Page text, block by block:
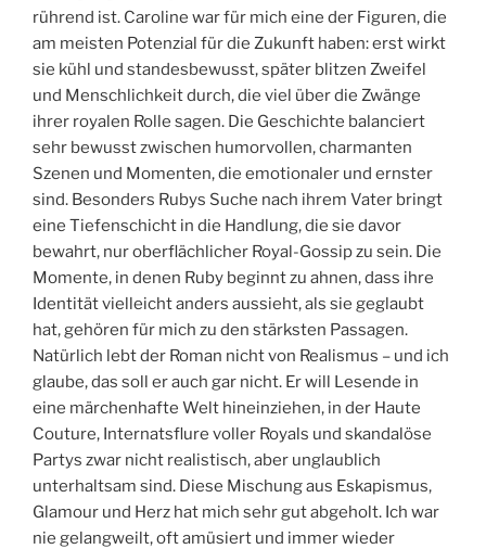
rührend ist. Caroline war für mich eine der Figuren, die
am meisten Potenzial für die Zukunft haben: erst wirkt
sie kühl und standesbewusst, später blitzen Zweifel
und Menschlichkeit durch, die viel über die Zwänge
ihrer royalen Rolle sagen. Die Geschichte balanciert
sehr bewusst zwischen humorvollen, charmanten
Szenen und Momenten, die emotionaler und ernster
sind. Besonders Rubys Suche nach ihrem Vater bringt
eine Tiefenschicht in die Handlung, die sie davor
bewahrt, nur oberflächlicher Royal-Gossip zu sein. Die
Momente, in denen Ruby beginnt zu ahnen, dass ihre
Identität vielleicht anders aussieht, als sie geglaubt
hat, gehören für mich zu den stärksten Passagen.
Natürlich lebt der Roman nicht von Realismus – und ich
glaube, das soll er auch gar nicht. Er will Lesende in
eine märchenhafte Welt hineinziehen, in der Haute
Couture, Internatsflure voller Royals und skandalöse
Partys zwar nicht realistisch, aber unglaublich
unterhaltsam sind. Diese Mischung aus Eskapismus,
Glamour und Herz hat mich sehr gut abgeholt. Ich war
nie gelangweilt, oft amüsiert und immer wieder